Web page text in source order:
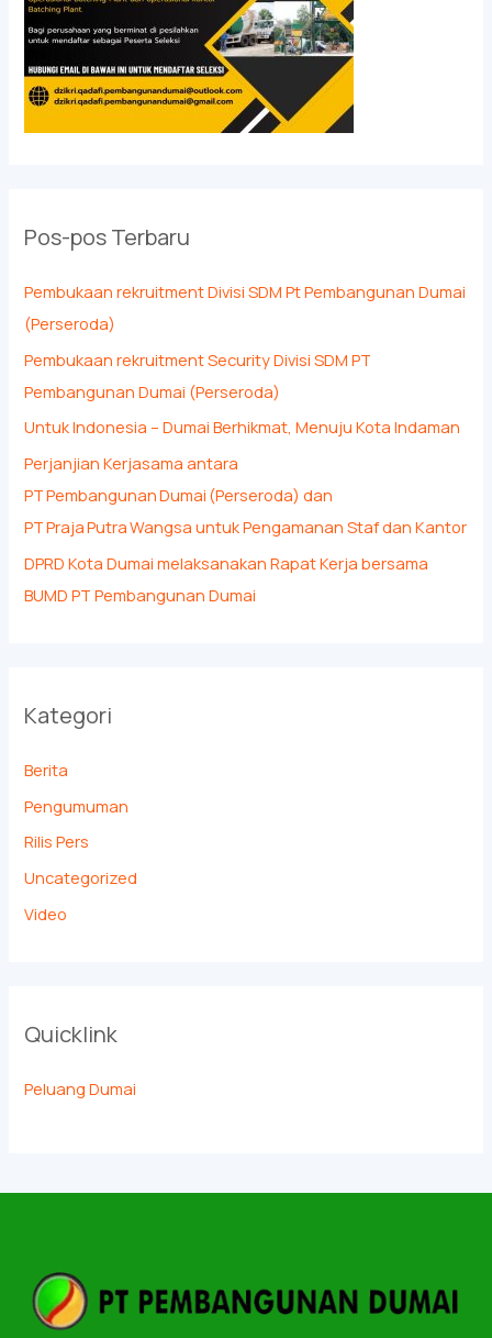
Pos-pos Terbaru
Pembukaan rekruitment Divisi SDM Pt Pembangunan Dumai
(Perseroda)
Pembukaan rekruitment Security Divisi SDM PT
Pembangunan Dumai (Perseroda)
Untuk Indonesia – Dumai Berhikmat, Menuju Kota Indaman
Perjanjian Kerjasama antara
PT Pembangunan Dumai (Perseroda) dan
PT Praja Putra Wangsa untuk Pengamanan Staf dan Kantor
DPRD Kota Dumai melaksanakan Rapat Kerja bersama
BUMD PT Pembangunan Dumai
Kategori
Berita
Pengumuman
Rilis Pers
Uncategorized
Video
Quicklink
Peluang Dumai